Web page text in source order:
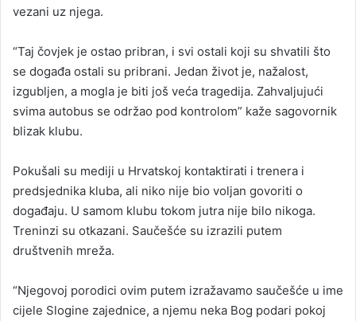
vezani uz njega.
“Taj čovjek je ostao pribran, i svi ostali koji su shvatili što
se događa ostali su pribrani. Jedan život je, nažalost,
izgubljen, a mogla je biti još veća tragedija. Zahvaljujući
svima autobus se održao pod kontrolom” kaže sagovornik
blizak klubu.
Pokušali su mediji u Hrvatskoj kontaktirati i trenera i
predsjednika kluba, ali niko nije bio voljan govoriti o
događaju. U samom klubu tokom jutra nije bilo nikoga.
Treninzi su otkazani. Saučešće su izrazili putem
društvenih mreža.
“Njegovoj porodici ovim putem izražavamo saučešće u ime
cijele Slogine zajednice, a njemu neka Bog podari pokoj